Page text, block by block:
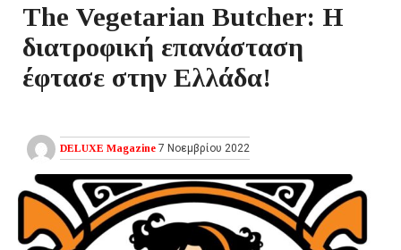
The Vegetarian Butcher: Η
διατροφική επανάσταση
έφτασε στην Ελλάδα!
DELUXE Magazine 7 Νοεμβρίου 2022